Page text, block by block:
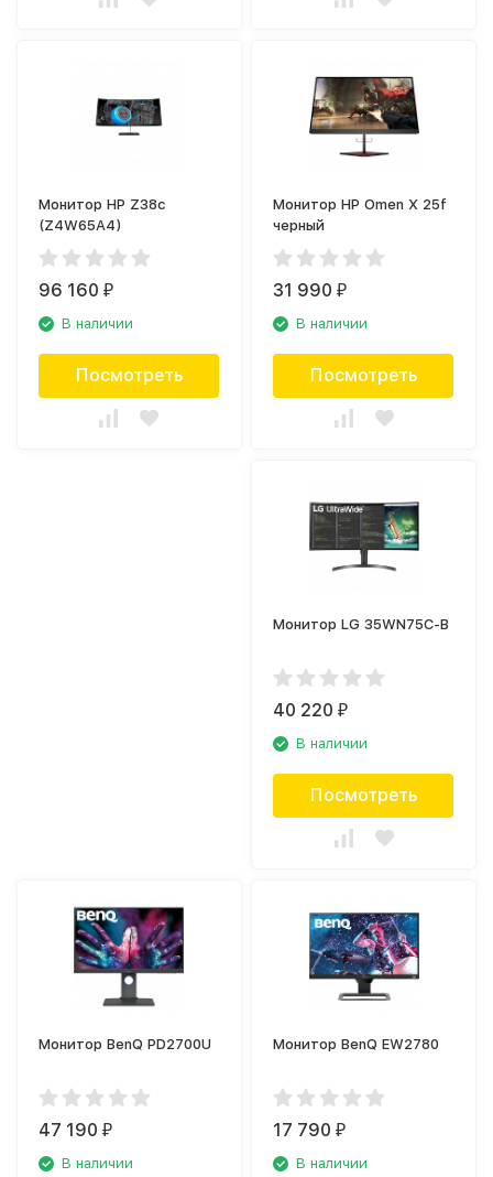
Монитор HP Z38c
(Z4W65A4)
96 160₽
В наличии
Посмотреть
Монитор HP Omen X 25f
черный
31 990₽
В наличии
Посмотреть
Монитор LG 35WN75C-B
40 220₽
В наличии
Посмотреть
Монитор BenQ PD2700U
47 190₽
В наличии
Монитор BenQ EW2780
17 790₽
В наличии